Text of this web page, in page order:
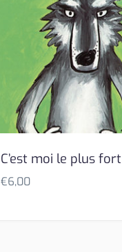
C’est moi le plus fort
€6,00